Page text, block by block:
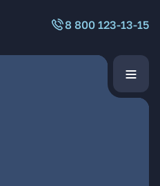
8 800 123-13-15